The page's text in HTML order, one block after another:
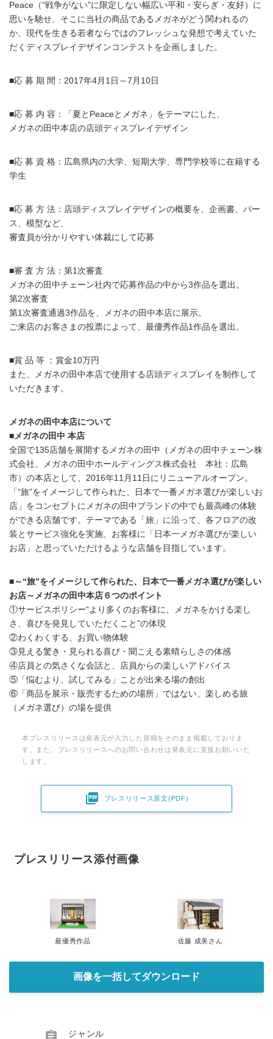
Peace（“戦争がない”に限定しない幅広い平和・安らぎ・友好）に
思いを馳せ、そこに当社の商品であるメガネがどう関われるの
か、現代を生きる若者ならではのフレッシュな発想で考えていた
だくディスプレイデザインコンテストを企画しました。
■応 募 期 間：2017年4月1日～7月10日
■応 募 内 容：「夏とPeaceとメガネ」をテーマにした、
メガネの田中本店の店頭ディスプレイデザイン
■応 募 資 格：広島県内の大学、短期大学、専門学校等に在籍する
学生
■応 募 方 法：店頭ディスプレイデザインの概要を、企画書、パー
ス、模型など、
審査員が分かりやすい体裁にして応募
■審 査 方 法：第1次審査
メガネの田中チェーン社内で応募作品の中から3作品を選出。
第2次審査
第1次審査通過3作品を、メガネの田中本店に展示。
ご来店のお客さまの投票によって、最優秀作品1作品を選出。
■賞 品 等 ：賞金10万円
また、メガネの田中本店で使用する店頭ディスプレイを制作して
いただきます。
メガネの田中本店について
■メガネの田中 本店
全国で135店舗を展開するメガネの田中（メガネの田中チェーン株
式会社、メガネの田中ホールディングス株式会社 本社：広島
市）の本店として、2016年11月11日にリニューアルオープン。
「“旅”をイメージして作られた、日本で一番メガネ選びが楽しいお
店」をコンセプトにメガネの田中ブランドの中でも最高峰の体験
ができる店舗です。テーマである「旅」に沿って、各フロアの改
装とサービス強化を実施、お客様に「日本一メガネ選びが楽しい
お店」と思っていただけるような店舗を目指しています。
■～“旅”をイメージして作られた、日本で一番メガネ選びが楽しい
お店～メガネの田中本店６つのポイント
①サービスポリシー“より多くのお客様に、メガネをかける楽し
さ、喜びを発見していただくこと”の体現
②わくわくする、お買い物体験
③見える驚き・見られる喜び・聞こえる素晴らしさの体感
④店員との気さくな会話と、店員からの楽しいアドバイス
⑤「悩むより、試してみる」ことが出来る場の創出
⑥「商品を展示・販売するための場所」ではない、楽しめる旅
（メガネ選び）の場を提供
本プレスリリースは発表元が入力した原稿をそのまま掲載しておりま
す。また、プレスリリースへのお問い合わせは発表元に直接お願いいた
します。
 プレスリリース原文(PDF)
プレスリリース添付画像
最優秀作品 佐藤 成美さん
画像を一括してダウンロード
ジャンル